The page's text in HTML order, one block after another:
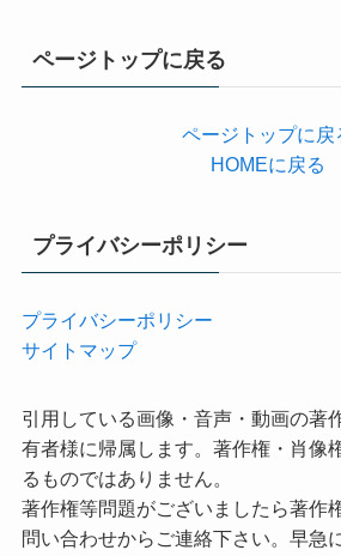
ページトップに戻る
ページトップに戻
HOMEに戻る
プライバシーポリシー
プライバシーポリシー
サイトマップ
引用している画像・音声・動画の著
有者様に帰属します。著作権・肖像
るものではありません。
著作権等問題がございましたら著作
問い合わせからご連絡下さい。早急